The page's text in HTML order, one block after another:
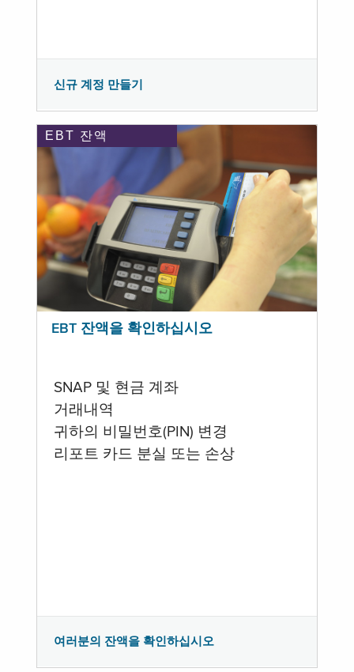
신규 계정 만들기
EBT 잔액
EBT 잔액을 확인하십시오
SNAP 및 현금 계좌
거래내역
귀하의 비밀번호(PIN) 변경
리포트 카드 분실 또는 손상
여러분의 잔액을 확인하십시오